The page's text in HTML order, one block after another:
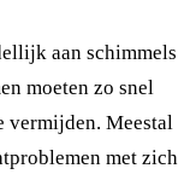
aan schimmels
moeten zo snel
vermijden. Meestal
met zich